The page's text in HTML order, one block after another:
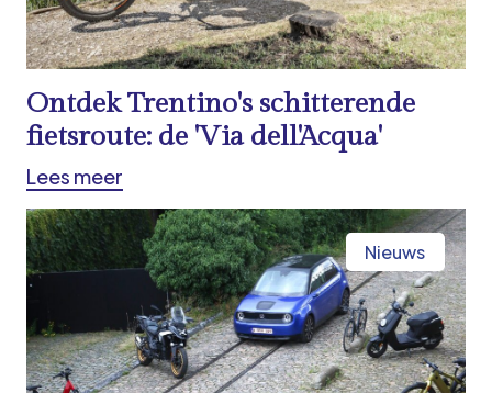
Ontdek Trentino's schitterende
fietsroute: de 'Via dell'Acqua'
Lees meer
Nieuws